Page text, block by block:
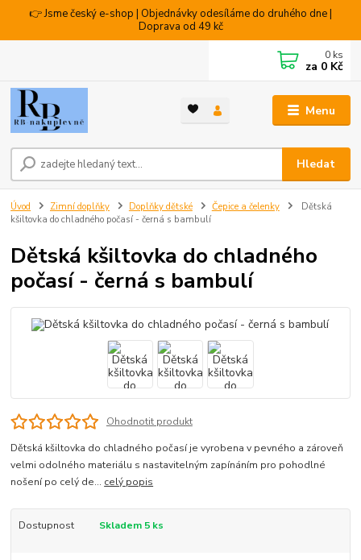
👉 Jsme český e-shop | Objednávky odesíláme do druhého dne |
Doprava od 49 kč
Menu
Hledat
0 ks
za 0 Kč
Úvod Zimní doplňky Doplňky dětské Čepice a čelenky
Dětská
kšiltovka do chladného počasí - černá s bambulí
Dětská kšiltovka do chladného
počasí - černá s bambulí
Ohodnotit produkt
Dětská kšiltovka do chladného počasí je vyrobena v pevného a zároveň
velmi odolného materiálu s nastavitelným zapínáním pro pohodlné
nošení po celý de... celý popis
Dostupnost Skladem 5 ks